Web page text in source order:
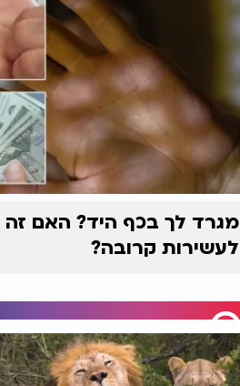
מגרד לך בכף היד? האם זה
לעשירות קרובה?